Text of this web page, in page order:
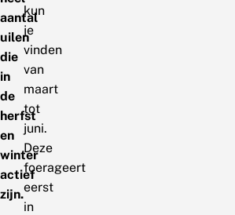
aantal
uilen
die
in
de
herfst
en
winter
actief
zijn.
kun
je
vinden
van
maart
tot
juni.
Deze
foerageert
eerst
in